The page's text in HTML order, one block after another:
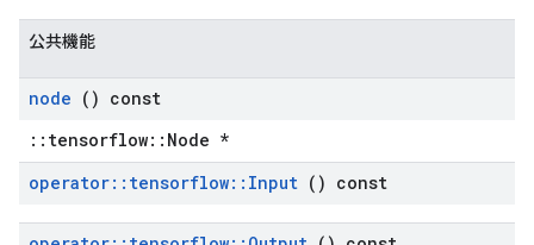
公共機能
node () const
::tensorflow::Node *
operator:: tensorflow:: Input () const